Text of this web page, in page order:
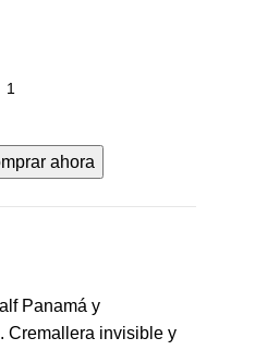
ahora
Panamá y
Cremallera invisible y